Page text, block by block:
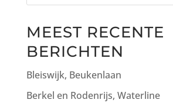
MEEST RECENTE
BERICHTEN
Bleiswijk, Beukenlaan
Berkel en Rodenrijs, Waterline